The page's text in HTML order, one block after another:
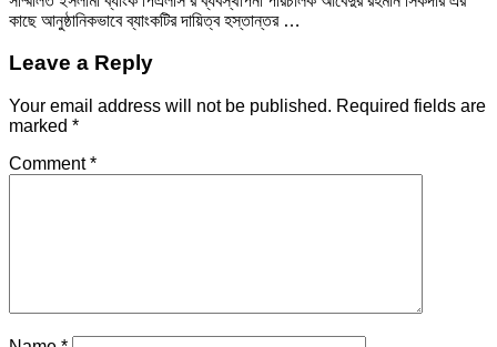
কাছে আনুষ্ঠানিকভাবে ব্যাংকটির দায়িত্ব হস্তান্তর …
Leave a Reply
Your email address will not be published. Required fields are
marked *
Comment*